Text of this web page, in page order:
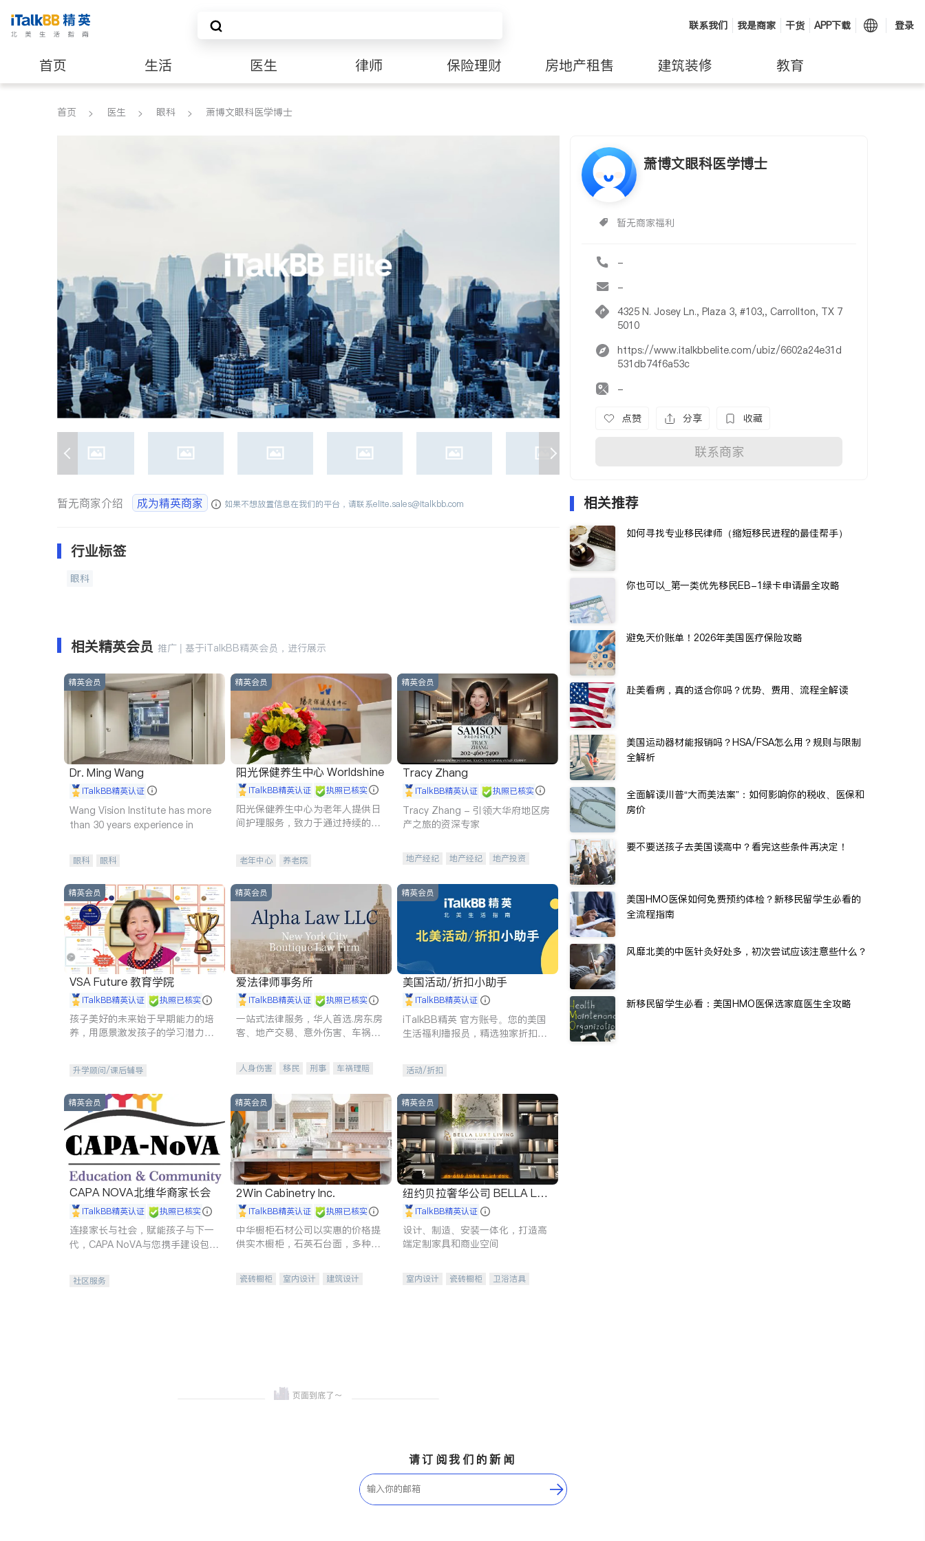
联系我们 我是商家 干货 APP下载 登录
首页 生活 医生 律师 保险理财 房地产租售 建筑装修 教育
养老 非盈利组织
首页 医生 眼科 萧博文眼科医学博士
萧博文眼科医学博士
暂无商家福利
-
-
4325 N. Josey Ln., Plaza 3, #103,, Carrollton, TX 7
5010
https://www.italkbbelite.com/ubiz/6602a24e31d
531db74f6a53c
-
点赞 分享 收藏
联系商家
暂无商家介绍 成为精英商家 如果不想放置信息在我们的平台，请联系elite.sales@italkbb.com
行业标签
眼科
相关精英会员 推广 | 基于iTalkBB精英会员，进行展示
精英会员
Dr. Ming Wang
iTalkBB精英认证
Wang Vision Institute has more
than 30 years experience in
眼科 眼科
精英会员
阳光保健养生中心 Worldshine
iTalkBB精英认证 执照已核实
阳光保健养生中心为老年人提供日
间护理服务，致力于通过持续的护
老年中心 养老院
精英会员
Tracy Zhang
iTalkBB精英认证 执照已核实
Tracy Zhang - 引领大华府地区房
产之旅的资深专家
地产经纪 地产经纪
地产投资
精英会员
VSA Future 教育学院
iTalkBB精英认证 执照已核实
孩子美好的未来始于早期能力的培
养，用愿景激发孩子的学习潜力和
升学顾问/课后辅导
精英会员
爱法律师事务所
iTalkBB精英认证 执照已核实
一站式法律服务，华人首选.房东房
客、地产交易、意外伤害、车祸重
人身伤害 移民 刑事
车祸理赔
商标注册
索赔 律师-其它 保释
精英会员
美国活动/折扣小助手
iTalkBB精英认证
iTalkBB精英 官方账号。您的美国
生活福利播报员，精选独家折扣、
活动/折扣
精英会员
CAPA NOVA北维华裔家长会
iTalkBB精英认证 执照已核实
连接家长与社会，赋能孩子与下一
代，CAPA NoVA与您携手建设包
社区服务
精英会员
2Win Cabinetry Inc.
iTalkBB精英认证 执照已核实
中华橱柜石材公司以实惠的价格提
供实木橱柜，石英石台面，多种优
瓷砖橱柜 室内设计
建筑设计
精英会员
纽约贝拉奢华公司 BELLA LUX
E iTalkBB精英认证
设计、制造、安装一体化，打造高
端定制家具和商业空间
室内设计 瓷砖橱柜
卫浴洁具
相关推荐
如何寻找专业移民律师（缩短移民进程的最佳帮手）
你也可以_第一类优先移民EB-1绿卡申请最全攻略
避免天价账单！2026年美国医疗保险攻略
赴美看病，真的适合你吗？优势、费用、流程全解读
美国运动器材能报销吗？HSA/FSA怎么用？规则与限制
全解析
全面解读川普“大而美法案”：如何影响你的税收、医保和
房价
要不要送孩子去美国读高中？看完这些条件再决定！
美国HMO医保如何免费预约体检？新移民留学生必看的
全流程指南
风靡北美的中医针灸好处多，初次尝试应该注意些什么？
新移民留学生必看：美国HMO医保选家庭医生全攻略
请订阅我们的新闻